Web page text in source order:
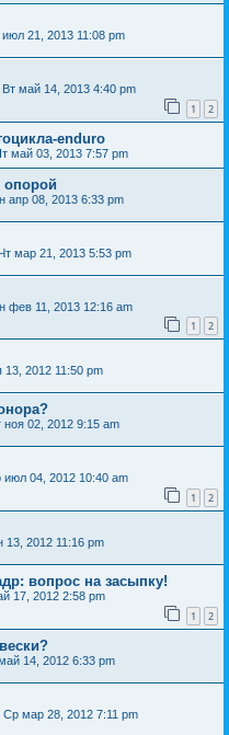
июл 21, 2013 11:08 pm
Вт май 14, 2013 4:40 pm
1 2
enduro
май 03, 2013 7:57 pm
опорой
апр 08, 2013 6:33 pm
мар 21, 2013 5:53 pm
фев 11, 2013 12:16 am
1 2
13, 2012 11:50 pm
ноя 02, 2012 9:15 am
июл 04, 2012 10:40 am
1 2
13, 2012 11:16 pm
вопрос на засыпку!
17, 2012 2:58 pm
1 2
14, 2012 6:33 pm
Ср мар 28, 2012 7:11 pm